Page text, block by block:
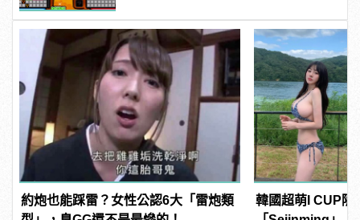
約炮也能踩雷？女性公認6大「雷炮類
韓國超萌I CUP隱